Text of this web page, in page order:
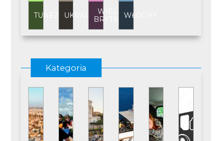
TUNEZJAUKRAINAWIELKA
BRYTANIAWŁOCHY
Kategoria